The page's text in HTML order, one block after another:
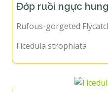
Đớp ruồi ngực hung
Rufous-gorgeted
Ficedula strophiata